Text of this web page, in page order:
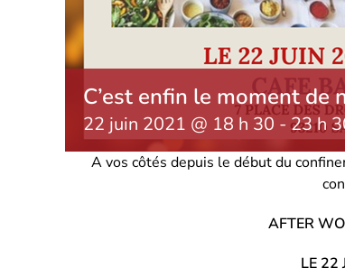
C’est enfin le moment de
22 juin 2021 @ 18 h 30 - 23 h
A vos côtés depuis le début du
AFTER
LE 22